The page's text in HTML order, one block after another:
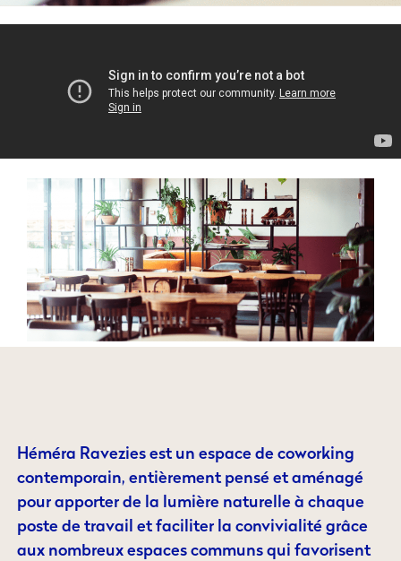
Héméra Ravezies est un espace de coworking
contemporain, entièrement pensé et aménagé
pour apporter de la lumière naturelle à chaque
poste de travail et faciliter la convivialité grâce
aux nombreux espaces communs qui favorisent